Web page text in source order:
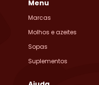
Menu
Marcas
Molhos e azeites
Sopas
Suplementos